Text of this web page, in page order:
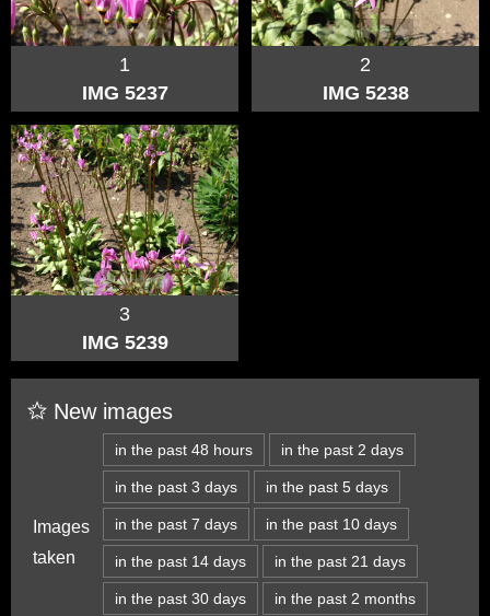
1
IMG 5237
2
IMG 5238
3
IMG 5239
New images
Images
taken
in the past 48 hours in the past 2 days
in the past 3 days in the past 5 days
in the past 7 days in the past 10 days
in the past 14 days in the past 21 days
in the past 30 days in the past 2 months